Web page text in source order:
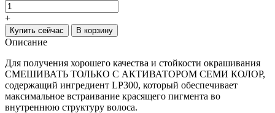
+
Купить сейчас В корзину
Описание
Для получения хорошего качества и стойкости окрашивания
СМЕШИВАТЬ ТОЛЬКО С АКТИВАТОРОМ СЕМИ КОЛОР,
содержащий ингредиент LP300, который обеспечивает
максимальное встраивание красящего пигмента во
внутреннюю структуру волоса.